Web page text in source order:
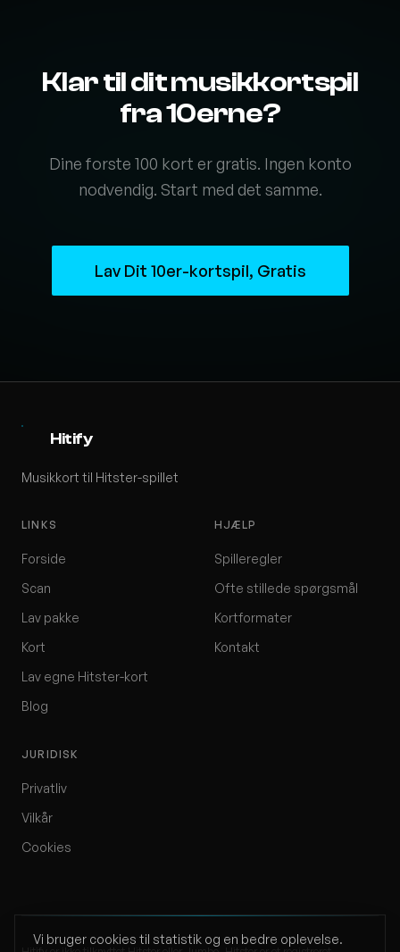
Klar til dit musikkortspil
fra 10erne?
Dine forste 100 kort er gratis. Ingen konto
nodvendig. Start med det samme.
Lav Dit 10er-kortspil, Gratis
Hitify
Musikkort til Hitster-spillet
LINKS
Forside
Scan
Lav pakke
Kort
Lav egne Hitster-kort
Blog
HJÆLP
Spilleregler
Ofte stillede spørgsmål
Kortformater
Kontakt
JURIDISK
Privatliv
Vilkår
Cookies
Vi bruger cookies til statistik og en bedre oplevelse.